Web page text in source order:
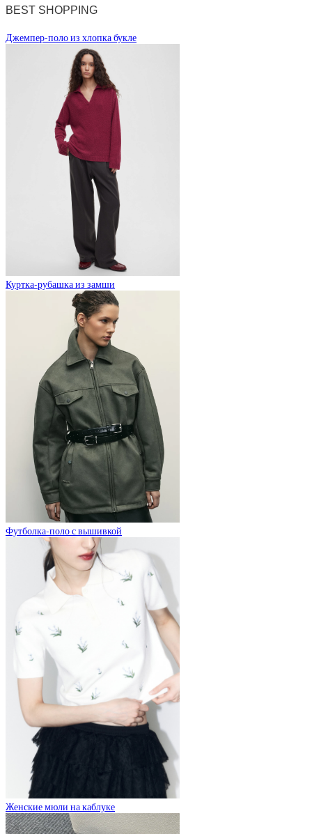
BEST SHOPPING
Джемпер-поло из хлопка букле
Куртка-рубашка из замши
Футболка-поло с вышивкой
Женские мюли на каблуке